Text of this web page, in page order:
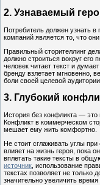
2. Узнаваемый
Потребитель должен узнать
компаний является то, что
Правильный сторителлинг
должно строиться вокруг его
человек читает текст и
бренду взлетает мгновенно,
боли своей целевой аудитории.
3. Глубокий
История без конфликта — это
Конфликт в коммерческом
мешает ему жить комфортно.
Не стоит сглаживать углы
влияет на жизнь героя, пока
вплетать такие тексты в
источник , использование
текстах позволяет не только
значительно увеличить